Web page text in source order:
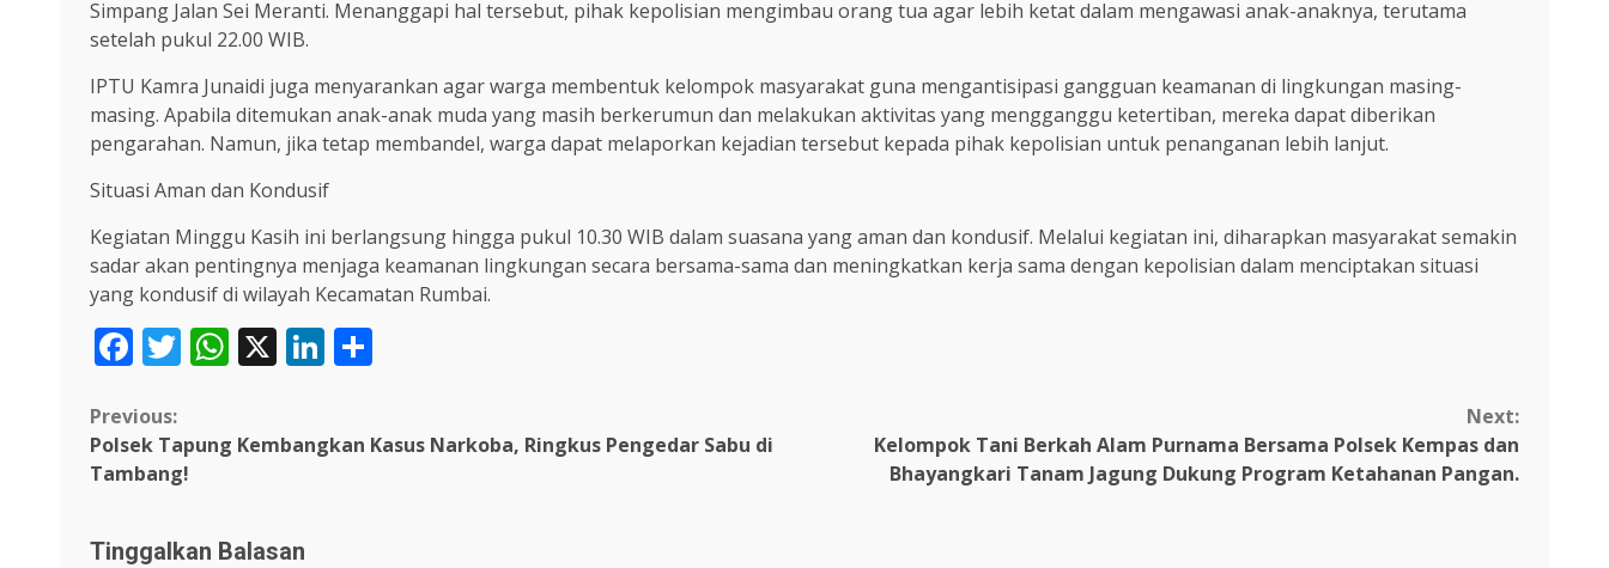
Simpang Jalan Sei Meranti. Menanggapi hal tersebut, pihak kepolisian mengimbau orang tua agar lebih ketat dalam mengawasi anak-anaknya, terutama
setelah pukul 22.00 WIB.
IPTU Kamra Junaidi juga menyarankan agar warga membentuk kelompok masyarakat guna mengantisipasi gangguan keamanan di lingkungan masing-
masing. Apabila ditemukan anak-anak muda yang masih berkerumun dan melakukan aktivitas yang mengganggu ketertiban, mereka dapat diberikan
pengarahan. Namun, jika tetap membandel, warga dapat melaporkan kejadian tersebut kepada pihak kepolisian untuk penanganan lebih lanjut.
Situasi Aman dan Kondusif
Kegiatan Minggu Kasih ini berlangsung hingga pukul 10.30 WIB dalam suasana yang aman dan kondusif. Melalui kegiatan ini, diharapkan masyarakat semakin
sadar akan pentingnya menjaga keamanan lingkungan secara bersama-sama dan meningkatkan kerja sama dengan kepolisian dalam menciptakan situasi
yang kondusif di wilayah Kecamatan Rumbai.
Facebook
Twitter
WhatsApp
X LinkedIn
Continue
Reading
Previous:
Polsek Tapung Kembangkan Kasus Narkoba, Ringkus Pengedar Sabu di
Tambang!
Next:
Kelompok Tani Berkah Alam Purnama Bersama Polsek Kempas dan
Bhayangkari Tanam Jagung Dukung Program Ketahanan Pangan.
Tinggalkan Balasan